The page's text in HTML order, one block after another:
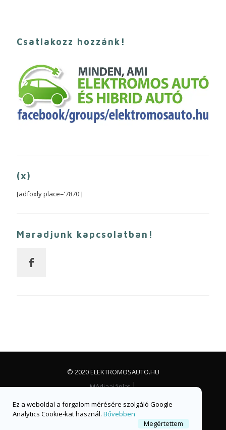
Csatlakozz hozzánk!
(x)
[adfoxly place='7870']
Maradjunk kapcsolatban!
© 2020 ELEKTROMOSAUTO.HU
Médiaajánlat
Facebook csoport
Facebook oldal
Ez a weboldal a forgalom mérésére szolgáló Google
Analytics Cookie-kat használ. Bővebben
Megértettem